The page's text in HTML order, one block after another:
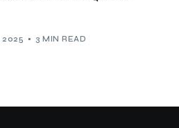
2025 3 MIN READ